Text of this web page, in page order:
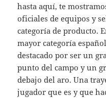
hasta aquí, te
oficiales de equipos y
categoría de producto.
mayor categoría
destacado por ser un
punto del campo y un
debajo del aro. Una
jugador que es y que